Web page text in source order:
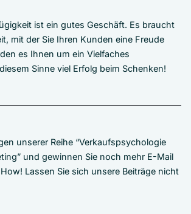
ist ein gutes Geschäft. Es braucht
mit der Sie Ihren Kunden eine Freude
es Ihnen um ein Vielfaches
Sinne viel Erfolg beim Schenken!
unserer Reihe “Verkaufspsychologie
und gewinnen Sie noch mehr E-Mail
Lassen Sie sich unsere Beiträge nicht